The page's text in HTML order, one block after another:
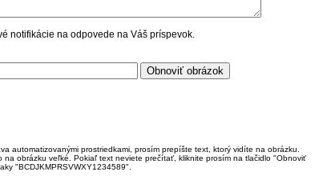
notifikácie na odpovede na Váš príspevok.
automatizovanými prostriedkami, prosím prepíšte text, ktorý vidíte na obrázku.
na obrázku veľké. Pokiaľ text neviete prečítať, kliknite prosím na tlačidlo "Obnoviť
"BCDJKMPRSVWXY1234589".